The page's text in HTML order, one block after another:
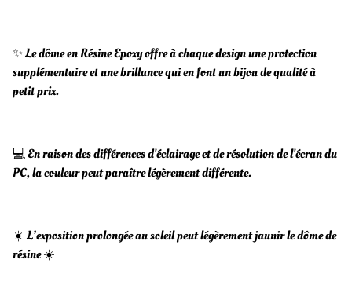
✨ Le dôme en Résine Epoxy offre à chaque design une protection
supplémentaire et une brillance qui en font un bijou de qualité à
petit prix.
💻 En raison des différences d'éclairage et de résolution de l'écran du
PC, la couleur peut paraître légèrement différente.
☀️ L’exposition prolongée au soleil peut légèrement jaunir le dôme de
résine ☀️